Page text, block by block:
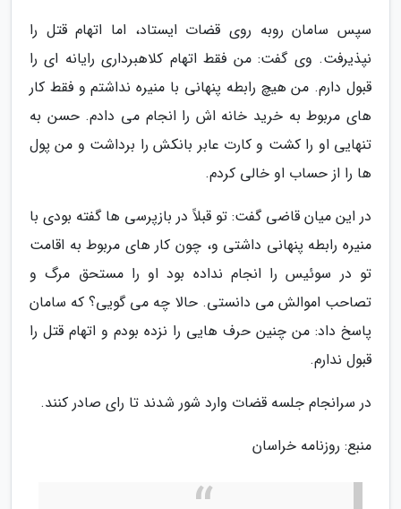
سپس سامان روبه روی قضات ایستاد، اما اتهام قتل را
نپذیرفت. وی گفت: من فقط اتهام کلاهبرداری رایانه ای را
قبول دارم. من هیچ رابطه پنهانی با منیره نداشتم و فقط کار
های مربوط به خرید خانه اش را انجام می دادم. حسن به
تنهایی او را کشت و کارت عابر بانکش را برداشت و من پول
ها را از حساب او خالی کردم.
در این میان قاضی گفت: تو قبلاً در بازپرسی ها گفته بودی با
منیره رابطه پنهانی داشتی و، چون کار های مربوط به اقامت
تو در سوئیس را انجام نداده بود او را مستحق مرگ و
تصاحب اموالش می دانستی. حالا چه می گویی؟ که سامان
پاسخ داد: من چنین حرف هایی را نزده بودم و اتهام قتل را
قبول ندارم.
در سرانجام جلسه قضات وارد شور شدند تا رای صادر کنند.
منبع: روزنامه خراسان